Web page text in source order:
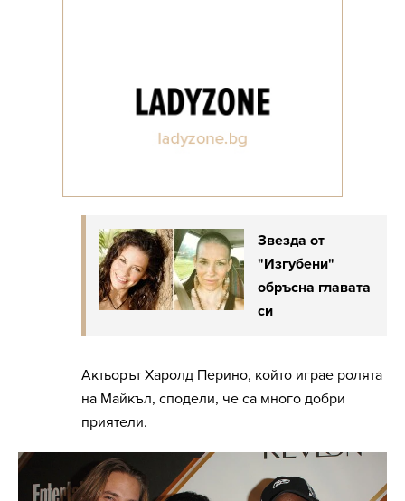
Звезда от
"Изгубени"
обръсна главата
си
Актьорът Харолд Перино, който играе ролята
на Майкъл, сподели, че са много добри
приятели.